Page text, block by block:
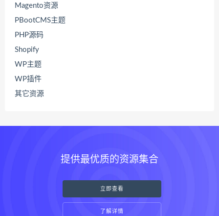
Magento资源
PBootCMS主题
PHP源码
Shopify
WP主题
WP插件
其它资源
提供最优质的资源集合
立即查看
了解详情